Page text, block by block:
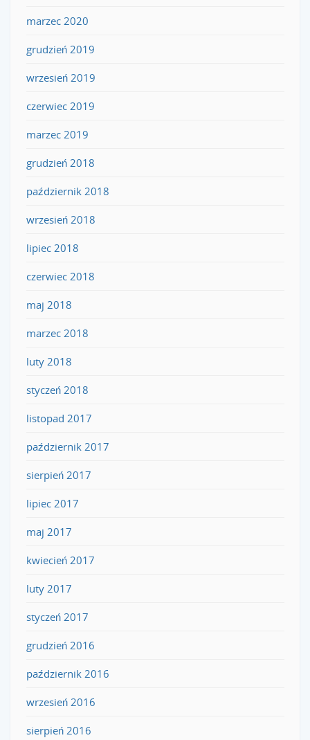
marzec 2020
grudzień 2019
wrzesień 2019
czerwiec 2019
marzec 2019
grudzień 2018
październik 2018
wrzesień 2018
lipiec 2018
czerwiec 2018
maj 2018
marzec 2018
luty 2018
styczeń 2018
listopad 2017
październik 2017
sierpień 2017
lipiec 2017
maj 2017
kwiecień 2017
luty 2017
styczeń 2017
grudzień 2016
październik 2016
wrzesień 2016
sierpień 2016